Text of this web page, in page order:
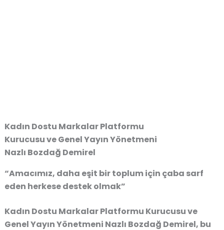
Kadın Dostu Markalar Platformu
Kurucusu ve Genel Yayın Yönetmeni
Nazlı Bozdağ Demirel
“Amacımız, daha eşit bir toplum için çaba sarf
eden herkese destek olmak”
Kadın Dostu Markalar Platformu Kurucusu ve
Genel Yayın Yönetmeni Nazlı Bozdağ Demirel, bu